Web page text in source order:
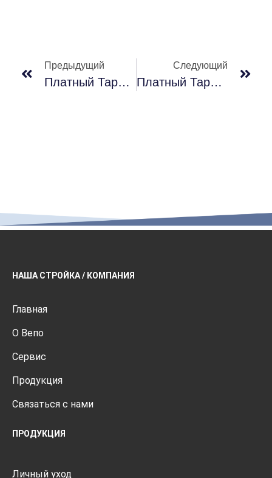
Предыдущий
Платный Тарифный План, Называемый ChatGPT Plus
Следующий
Платный Тарифный План Под Названием ChatGPT Plus #2
НАША СТРОЙКА / КОМПАНИЯ
Главная
О Вепо
Сервис
Продукция
Связаться с нами
ПРОДУКЦИЯ
Личный уход